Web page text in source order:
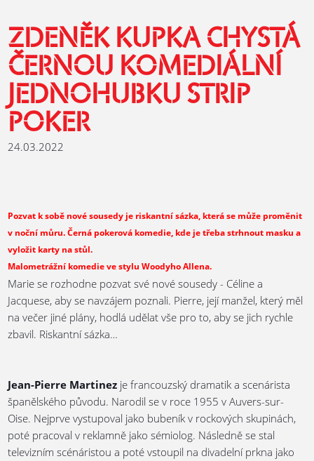
ZDENĚK KUPKA CHYSTÁ
ČERNOU KOMEDIÁLNÍ
JEDNOHUBKU STRIP
POKER
24.03.2022
Pozvat k sobě nové sousedy je riskantní sázka, která se může proměnit
v noční můru. Černá pokerová komedie, kde je třeba strhnout masku a
vyložit karty na stůl.
Malometrážní komedie ve stylu Woodyho Allena.
Marie se rozhodne pozvat své nové sousedy - Céline a
Jacquese, aby se navzájem poznali. Pierre, její manžel, který měl
na večer jiné plány, hodlá udělat vše pro to, aby se jich rychle
zbavil. Riskantní sázka…
Jean-Pierre Martinez je francouzský dramatik a scenárista
španělského původu. Narodil se v roce 1955 v Auvers-sur-
Oise. Nejprve vystupoval jako bubeník v rockových skupinách,
poté pracoval v reklamně jako sémiolog. Následně se stal
televizním scénáristou a poté vstoupil na divadelní prkna jako